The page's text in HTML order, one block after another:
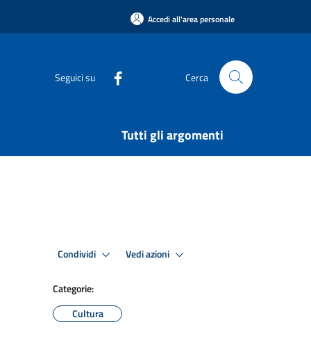
Accedi all'area personale
Seguici su Cerca
Tutti gli argomenti
Condividi Vedi azioni
Categorie:
Cultura